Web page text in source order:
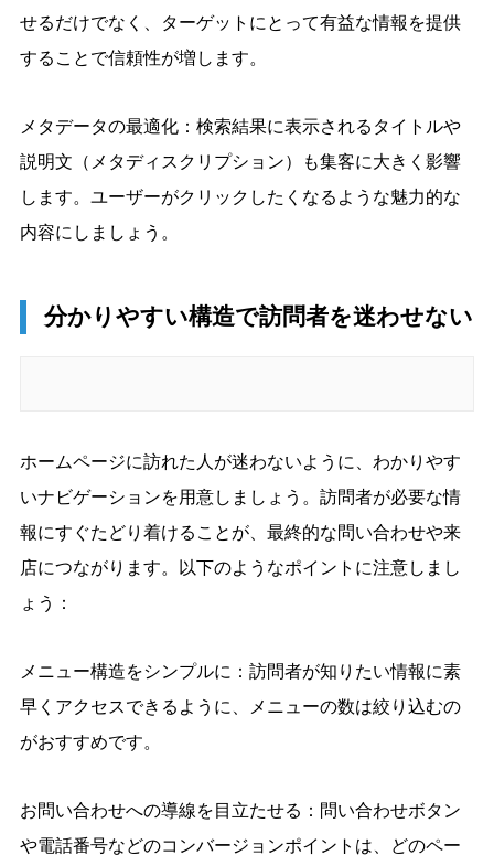
せるだけでなく、ターゲットにとって有益な情報を提供
することで信頼性が増します。
メタデータの最適化：検索結果に表示されるタイトルや
説明文（メタディスクリプション）も集客に大きく影響
します。ユーザーがクリックしたくなるような魅力的な
内容にしましょう。
分かりやすい構造で訪問者を迷わせない
ホームページに訪れた人が迷わないように、わかりやす
いナビゲーションを用意しましょう。訪問者が必要な情
報にすぐたどり着けることが、最終的な問い合わせや来
店につながります。以下のようなポイントに注意しまし
ょう：
メニュー構造をシンプルに：訪問者が知りたい情報に素
早くアクセスできるように、メニューの数は絞り込むの
がおすすめです。
お問い合わせへの導線を目立たせる：問い合わせボタン
や電話番号などのコンバージョンポイントは、どのペー